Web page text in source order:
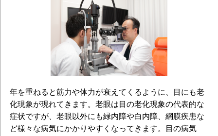
年を重ねると筋力や体力が衰えてくるように、目にも老
化現象が現れてきます。老眼は目の老化現象の代表的な
症状ですが、老眼以外にも緑内障や白内障、網膜疾患な
ど様々な病気にかかりやすくなってきます。目の病気